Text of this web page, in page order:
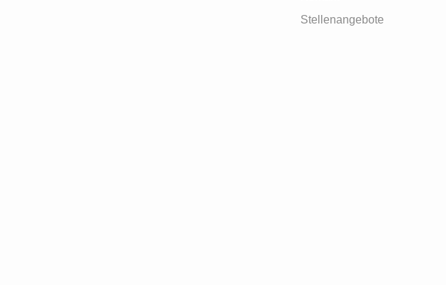
Stellenangebote